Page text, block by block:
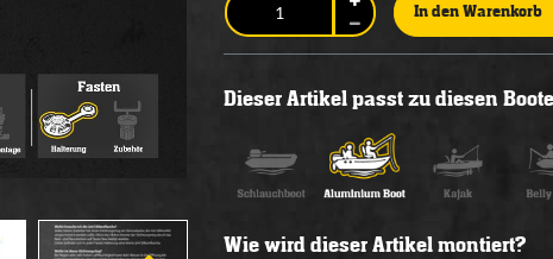
In den Warenkorb
Dieser Artikel passt zu diesen
Wie wird dieser Artikel montiert?